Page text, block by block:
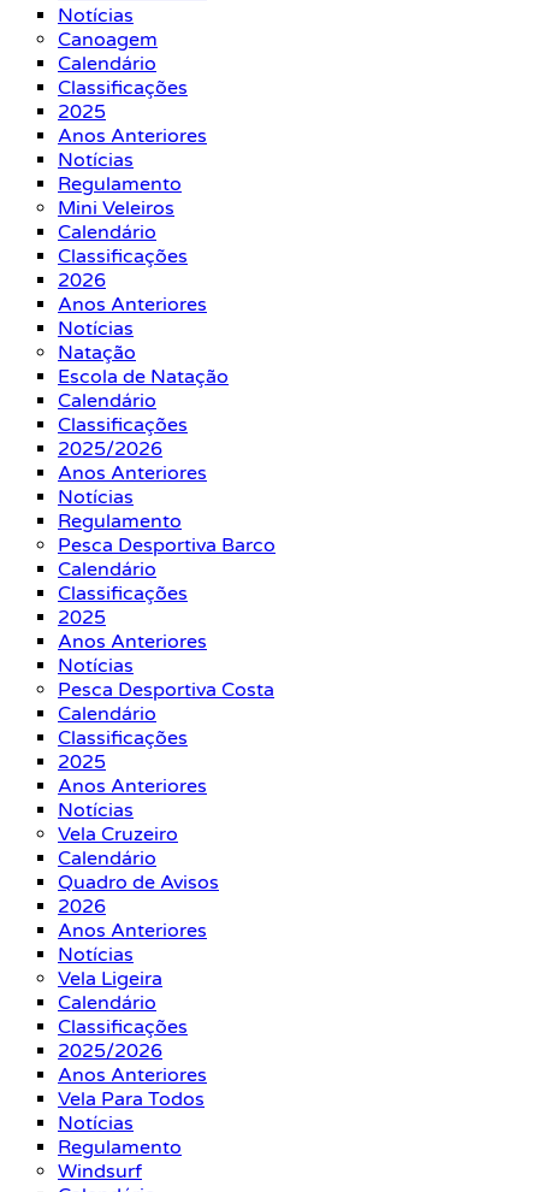
Notícias
Canoagem
Calendário
Classificações
2025
Anos Anteriores
Notícias
Regulamento
Mini Veleiros
Calendário
Classificações
2026
Anos Anteriores
Notícias
Natação
Escola de Natação
Calendário
Classificações
2025/2026
Anos Anteriores
Notícias
Regulamento
Pesca Desportiva Barco
Calendário
Classificações
2025
Anos Anteriores
Notícias
Pesca Desportiva Costa
Calendário
Classificações
2025
Anos Anteriores
Notícias
Vela Cruzeiro
Calendário
Quadro de Avisos
2026
Anos Anteriores
Notícias
Vela Ligeira
Calendário
Classificações
2025/2026
Anos Anteriores
Vela Para Todos
Notícias
Regulamento
Windsurf